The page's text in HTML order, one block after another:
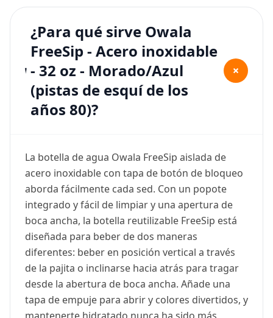
¿Para qué sirve Owala
FreeSip - Acero inoxidable
- 32 oz - Morado/Azul
(pistas de esquí de los
años 80)?
+
La botella de agua Owala FreeSip aislada de
acero inoxidable con tapa de botón de bloqueo
aborda fácilmente cada sed. Con un popote
integrado y fácil de limpiar y una apertura de
boca ancha, la botella reutilizable FreeSip está
diseñada para beber de dos maneras
diferentes: beber en posición vertical a través
de la pajita o inclinarse hacia atrás para tragar
desde la abertura de boca ancha. Añade una
tapa de empuje para abrir y colores divertidos, y